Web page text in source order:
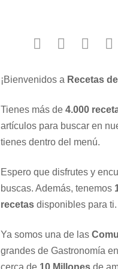
¡Bienvenidos a Recetas
Tienes más de 4.000
artículos para buscar en
tienes dentro del menú.
Espero que disfrutes y
buscas. Además, tenemos
recetasdisponibles para ti.
Ya somos una de las
grandes de Gastronomía
cerca de 10 Millonesde